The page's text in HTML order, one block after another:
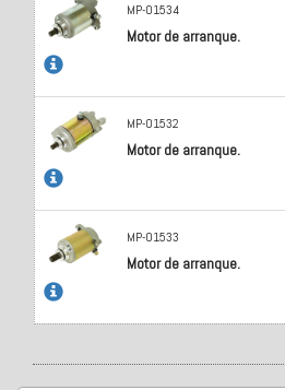
MP-01534
Motor de arranque.
MP-01532
Motor de arranque.
MP-01533
Motor de arranque.